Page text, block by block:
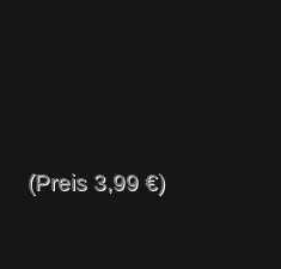
(Preis 3,99 €)